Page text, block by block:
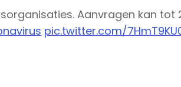
Aanvragen kan tot
pic.twitter.com/